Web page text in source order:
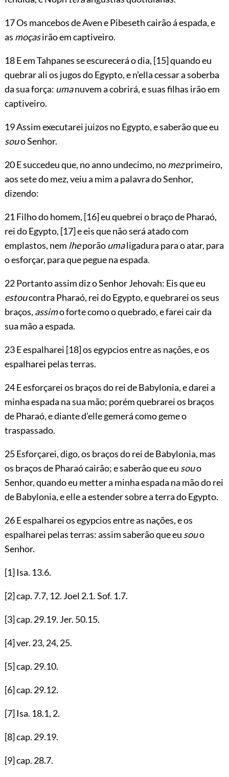
17 Os mancebos de Aven e Pibeseth cairão á espada, e
as moçasirão em captiveiro.
18 E em Tahpanes se escurecerá o dia, [15]quando eu
quebrar ali os jugos do Egypto, e n’ella cessar a soberba
da sua força: umanuvem a cobrirá, e suas filhas irão em
captiveiro.
19 Assim executarei juizos no Egypto, e saberão que eu
souo Senhor.
20 E succedeu que, no anno undecimo, nomezprimeiro,
aos sete do mez, veiu a mim a palavra do Senhor,
dizendo:
21 Filho do homem, [16]eu quebrei o braço de Pharaó,
rei do Egypto, [17]e eis que não será atado com
emplastos, nem lheporãoumaligadura para o atar, para
o esforçar, para que pegue na espada.
22 Portanto assim diz o SenhorJehovah: Eis que eu
estoucontra Pharaó, rei do Egypto, e quebrarei os seus
braços, assimo forte como o quebrado, e farei cair da
sua mão a espada.
23 E espalharei [18]os egypcios entre as nações, e os
espalharei pelas terras.
24 E esforçarei os braços do rei de Babylonia, e darei a
minha espada na sua mão; porém quebrarei os braços
de Pharaó, e diante d’elle gemerá como geme o
traspassado.
25 Esforçarei, digo, os braços do rei de Babylonia, mas
os braços de Pharaó cairão; e saberão que eu souo
Senhor, quando eu metter a minha espada na mão do rei
de Babylonia, e elle a estender sobre a terra do Egypto.
26 E espalharei os egypcios entre as nações, e os
espalharei pelas terras: assim saberão que eu souo
Senhor.
[1]Isa. 13.6.
[2]cap. 7.7, 12. Joel 2.1. Sof. 1.7.
[3]cap. 29.19. Jer. 50.15.
[4]ver. 23, 24, 25.
[5]cap. 29.10.
[6]cap. 29.12.
[7]Isa. 18.1, 2.
[8]cap. 29.19.
[9]cap. 28.7.